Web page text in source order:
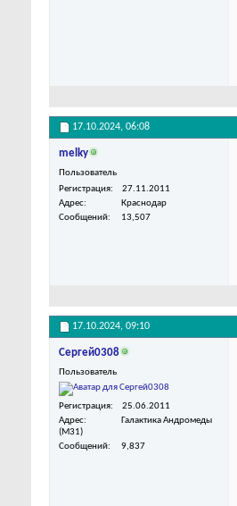
17.10.2024, 06:08
melky
Пользователь
Регистрация
27.11.2011
Адрес
Краснодар
Сообщений
13,507
17.10.2024, 09:10
Сергей0308
Пользователь
Регистрация
25.06.2011
Адрес
Галактика Андромеды
(M31)
Сообщений
9,837